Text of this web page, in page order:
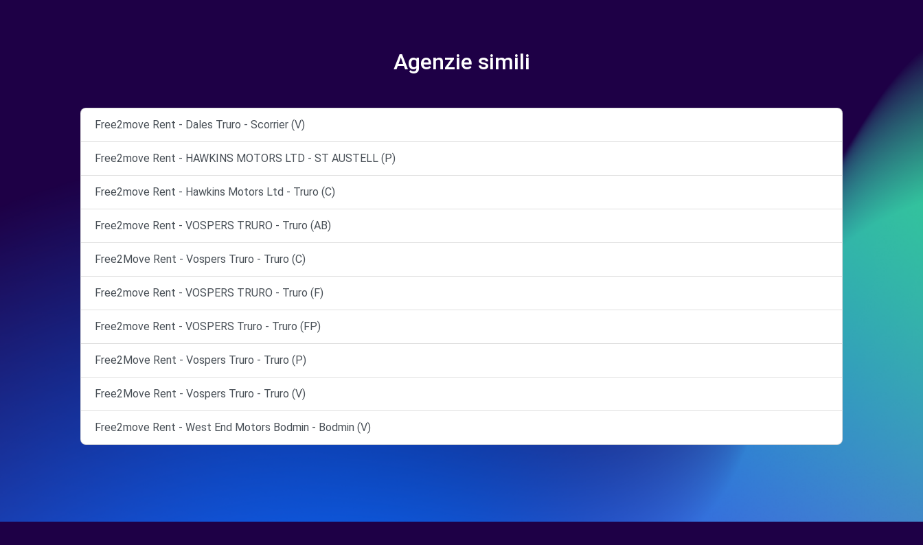
Agenzie simili
Free2move Rent - Dales Truro - Scorrier (V)
Free2move Rent - HAWKINS MOTORS LTD - ST AUSTELL (P)
Free2move Rent - Hawkins Motors Ltd - Truro (C)
Free2move Rent - VOSPERS TRURO - Truro (AB)
Free2Move Rent - Vospers Truro - Truro (C)
Free2move Rent - VOSPERS TRURO - Truro (F)
Free2move Rent - VOSPERS Truro - Truro (FP)
Free2Move Rent - Vospers Truro - Truro (P)
Free2Move Rent - Vospers Truro - Truro (V)
Free2move Rent - West End Motors Bodmin - Bodmin (V)